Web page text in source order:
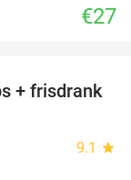
€27
34%
+ frisdrank
9.1 star